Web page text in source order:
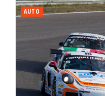
AUTO